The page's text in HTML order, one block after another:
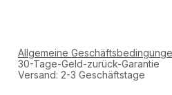
Allgemeine
30-Tage-Geld-zurück-Garantie
Versand: 2-3 Geschäftstage